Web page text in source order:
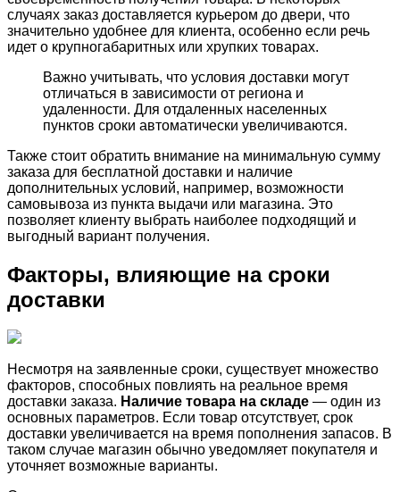
случаях заказ доставляется курьером до двери, что
значительно удобнее для клиента, особенно если речь
идет о крупногабаритных или хрупких товарах.
Важно учитывать, что условия доставки могут
отличаться в зависимости от региона и
удаленности. Для отдаленных населенных
пунктов сроки автоматически увеличиваются.
Также стоит обратить внимание на минимальную сумму
заказа для бесплатной доставки и наличие
дополнительных условий, например, возможности
самовывоза из пункта выдачи или магазина. Это
позволяет клиенту выбрать наиболее подходящий и
выгодный вариант получения.
Факторы, влияющие на сроки
доставки
Несмотря на заявленные сроки, существует множество
факторов, способных повлиять на реальное время
доставки заказа. Наличие товара на складе — один из
основных параметров. Если товар отсутствует, срок
доставки увеличивается на время пополнения запасов. В
таком случае магазин обычно уведомляет покупателя и
уточняет возможные варианты.